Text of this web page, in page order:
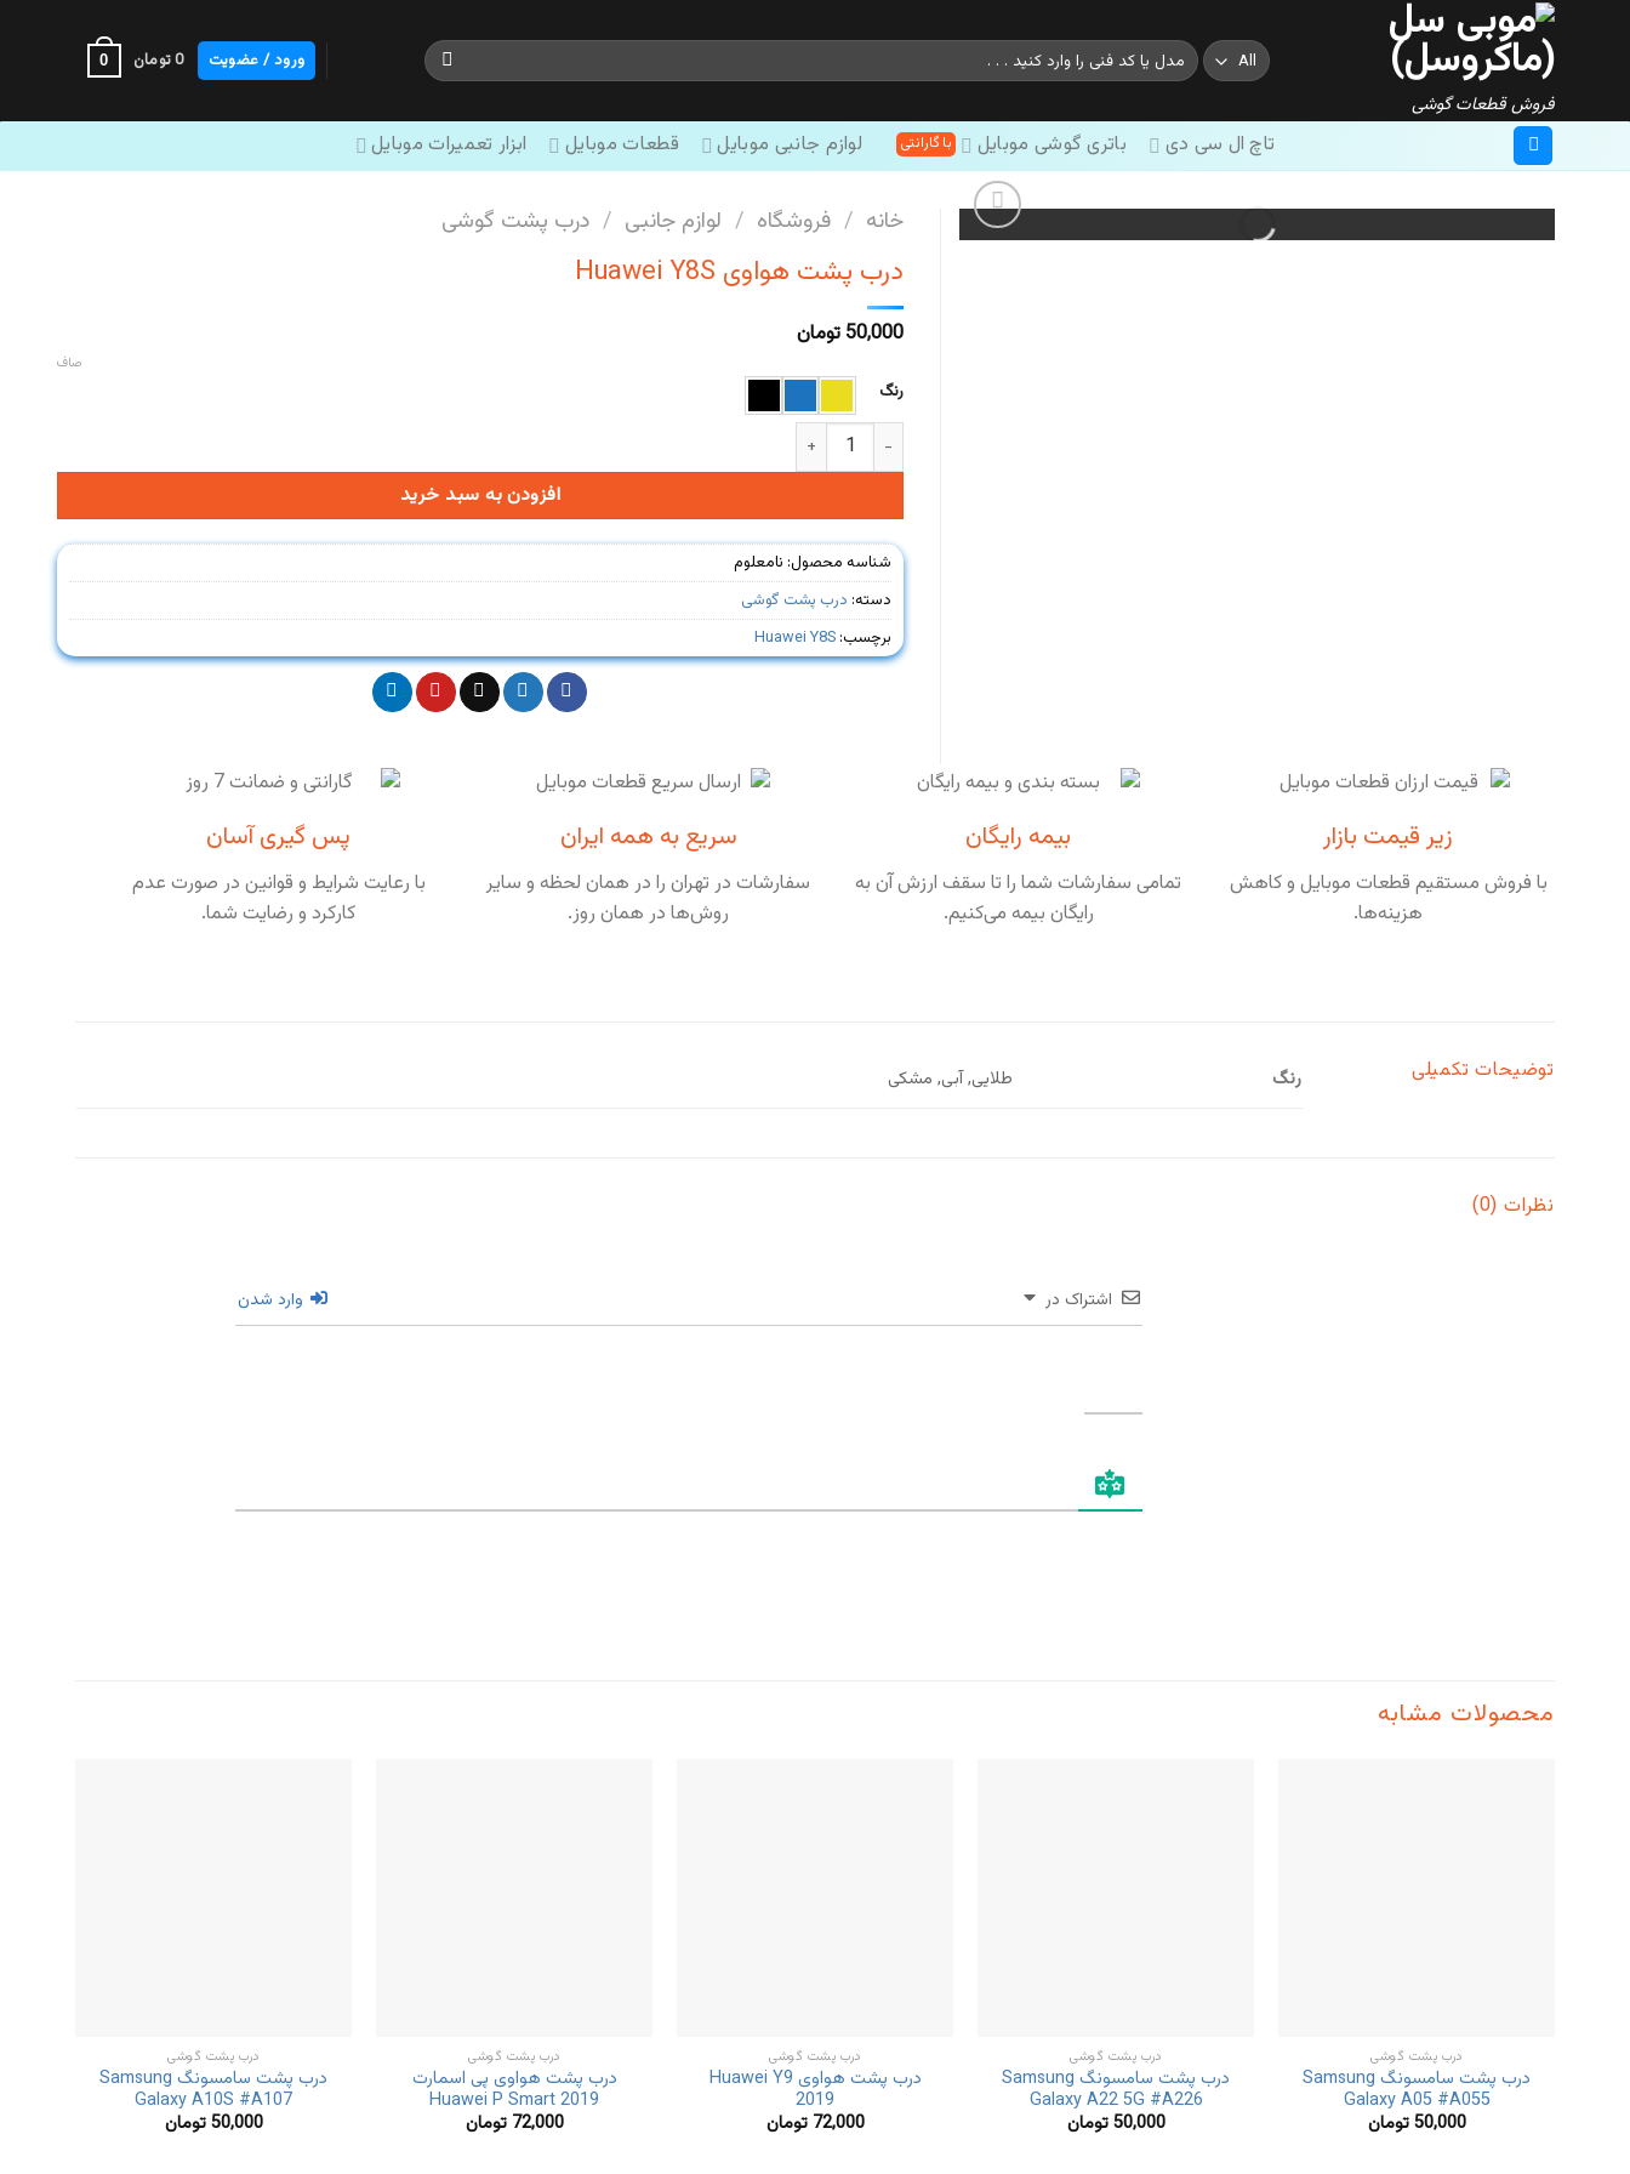
فروش قطعات گوشی
جستجو
برای:
ورود / عضویت 0تومان 0
تاچ ال سی دی باتری گوشی موبایل لوازم جانبی موبایل قطعات موبایل ابزار تعمیرات موبایل
خانه / فروشگاه / لوازم جانبی / درب پشت گوشی
درب پشت هواوی Huawei Y8S
50,000 تومان
رنگ
صاف
درب پشت هواوی Huawei Y8S عدد
افزودن به سبد خرید
شناسه محصول: نامعلوم
دسته: درب پشت گوشی
برچسب: Huawei Y8S
زیر قیمت بازار
با فروش مستقیم قطعات موبایل و کاهش
هزینه‌ها.
بیمه رایگان
تمامی سفارشات شما را تا سقف ارزش آن به
رایگان بیمه می‌کنیم.
سریع به همه ایران
سفارشات در تهران را در همان لحظه و سایر
روش‌ها در همان روز.
پس گیری آسان
با رعایت شرایط و قوانین در صورت عدم
کارکرد و رضایت شما.
توضیحات تکمیلی رنگ طلایی, آبی, مشکی
نظرات (0)
اشتراک در وارد شدن
محصولات مشابه
درب پشت گوشی
درب پشت سامسونگ Samsung
Galaxy A05 #A055
50,000تومان
درب پشت گوشی
درب پشت سامسونگ Samsung
Galaxy A22 5G #A226
50,000تومان
درب پشت گوشی
درب پشت هواوی Huawei Y9
2019
72,000 تومان
درب پشت گوشی
درب پشت هواوی پی اسمارت
Huawei P Smart 2019
72,000 تومان
درب پشت گوشی
درب پشت سامسونگ Samsung
Galaxy A10S #A107
50,000تومان